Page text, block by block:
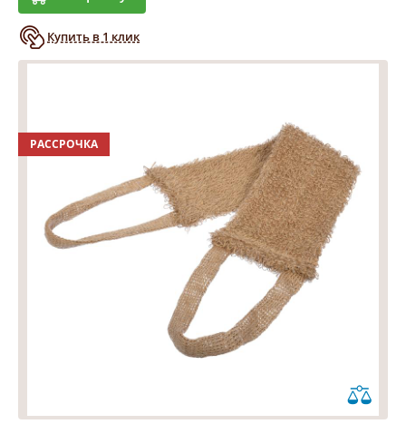
Купить в 1 клик
РАССРОЧКА